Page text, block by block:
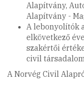
Alapítvány,
Alapítvány -
A lebonyolítók
elkövetkező
szakértői
civil
A Norvég Civil